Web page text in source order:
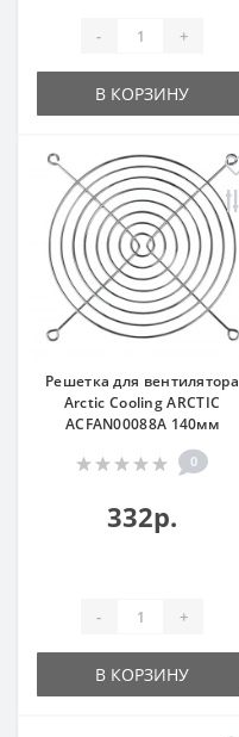
- +
В КОРЗИНУ
Решетка для вентилятора
Arctic Cooling ARCTIC
ACFAN00088A 140мм
0
332р.
- +
В КОРЗИНУ